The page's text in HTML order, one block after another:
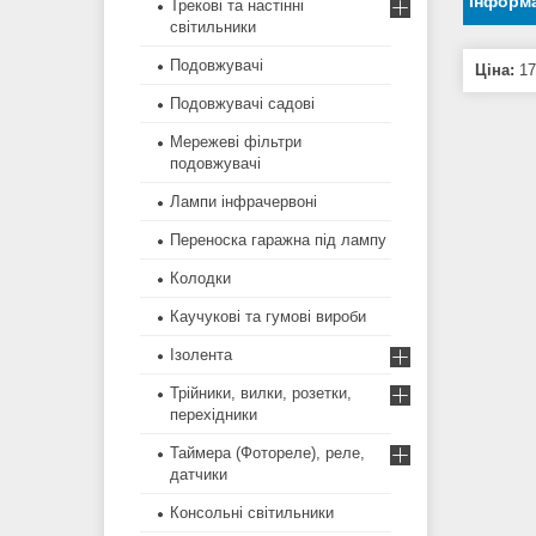
Ціна:
Трекові та настінні
світильники
Подовжувачі
Подовжувачі садові
Мережеві фільтри
подовжувачі
Лампи інфрачервоні
Переноска гаражна під лампу
Колодки
Каучукові та гумові вироби
Ізолента
Трійники, вилки, розетки,
перехідники
Таймера (Фотореле), реле,
датчики
Консольні світильники